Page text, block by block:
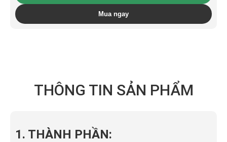
lượng
Mua ngay
THÔNG TIN SẢN PHẨM
1. THÀNH PHẦN: